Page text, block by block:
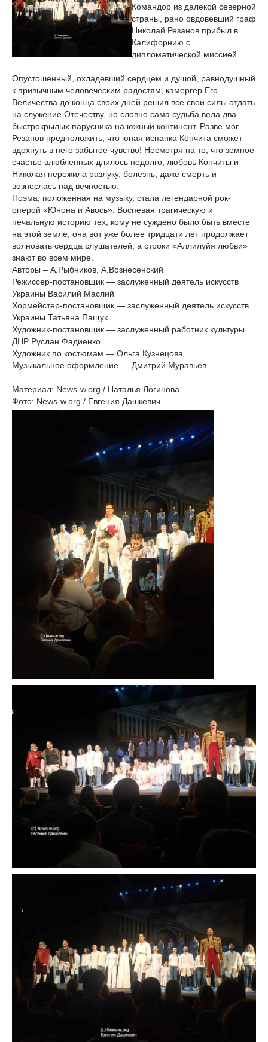
Командор из далекой северной
страны, рано овдовевший граф
Николай Резанов прибыл в
Калифорнию с
дипломатической миссией.
Опустошенный, охладевший сердцем и душой, равнодушный
к привычным человеческим радостям, камергер Его
Величества до конца своих дней решил все свои силы отдать
на служение Отечеству, но словно сама судьба вела два
быстрокрылых парусника на южный континент. Разве мог
Резанов предположить, что юная испанка Кончита сможет
вдохнуть в него забытое чувство! Несмотря на то, что земное
счастье влюбленных длилось недолго, любовь Кончиты и
Николая пережила разлуку, болезнь, даже смерть и
вознеслась над вечностью.
Поэма, положенная на музыку, стала легендарной рок-
оперой «Юнона и Авось». Воспевая трагическую и
печальную историю тех, кому не суждено было быть вместе
на этой земле, она вот уже более тридцати лет продолжает
волновать сердца слушателей, а строки «Аллилуйя любви»
знают во всем мире.
Авторы – А.Рыбников, А.Вознесенский
Режиссер-постановщик — заслуженный деятель искусств
Украины Василий Маслий
Хормейстер-постановщик — заслуженный деятель искусств
Украины Татьяна Пащук
Художник-постановщик — заслуженный работник культуры
ДНР Руслан Фадиенко
Художник по костюмам — Ольга Кузнецова
Музыкальное оформление — Дмитрий Муравьев
Материал: News-w.org / Наталья Логинова
Фото: News-w.org / Евгения Дашкевич